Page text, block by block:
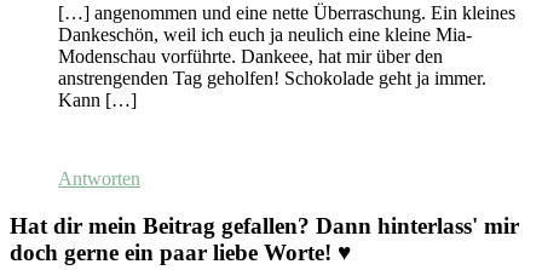
[…] angenommen und eine nette Überraschung. Ein kleines
Dankeschön, weil ich euch ja neulich eine kleine Mia-
Modenschau vorführte. Dankeee, hat mir über den
anstrengenden Tag geholfen! Schokolade geht ja immer.
Kann […]
Antworten
Hat dir mein Beitrag gefallen? Dann hinterlass' mir
doch gerne ein paar liebe Worte! ♥